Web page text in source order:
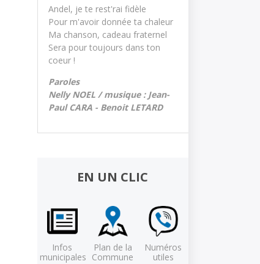
Andel, je te rest'rai fidèle
Pour m'avoir donnée ta chaleur
Ma chanson, cadeau fraternel
Sera pour toujours dans ton
coeur !
Paroles
Nelly NOEL / musique : Jean-
Paul CARA - Benoit LETARD
EN UN CLIC
Infos
municipales
Plan de la
Commune
Numéros
utiles